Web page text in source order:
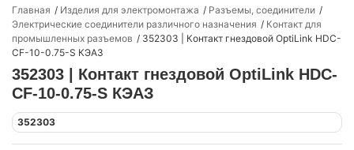
Главная Изделия для электромонтажа
Разъемы, соединители
Электрические соединители различного назначения
Контакт для
промышленных разъемов
352303 | Контакт гнездовой OptiLink HDC-
CF-10-0.75-S КЭАЗ
352303 | Контакт гнездовой OptiLink HDC-
CF-10-0.75-S КЭАЗ
352303